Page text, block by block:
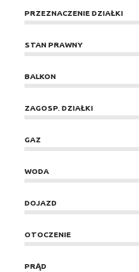
PRZEZNACZENIE DZIAŁKI
STAN PRAWNY
BALKON
ZAGOSP. DZIAŁKI
GAZ
WODA
DOJAZD
OTOCZENIE
PRĄD